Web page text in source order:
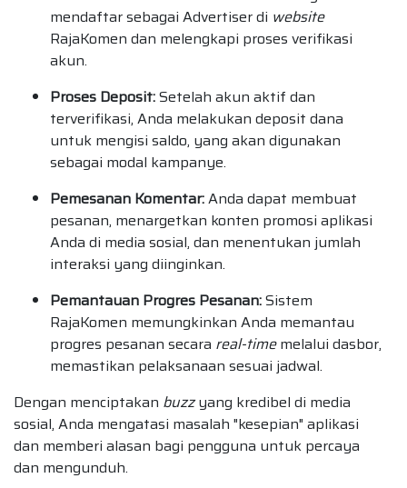
mendaftar sebagai Advertiser di website
RajaKomen dan melengkapi proses verifikasi
akun.
Proses Deposit:Setelah akun aktif dan
terverifikasi, Anda melakukan deposit dana
untuk mengisi saldo, yang akan digunakan
sebagai modal kampanye.
Pemesanan Komentar:Anda dapat membuat
pesanan, menargetkan konten promosi aplikasi
Anda di media sosial, dan menentukan jumlah
interaksi yang diinginkan.
Pemantauan Progres Pesanan:Sistem
RajaKomen memungkinkan Anda memantau
progres pesanan secara real-timemelalui dasbor,
memastikan pelaksanaan sesuai jadwal.
Dengan menciptakan buzzyang kredibel di media
sosial, Anda mengatasi masalah "kesepian" aplikasi
dan memberi alasan bagi pengguna untuk percaya
dan mengunduh.